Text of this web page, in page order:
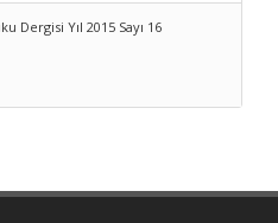
Dergisi Yıl 2015 Sayı 16